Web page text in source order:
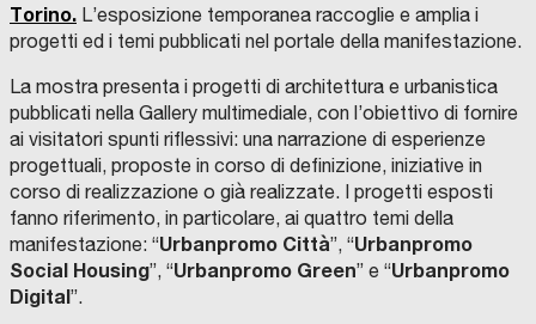
Torino. L’esposizione temporanea raccoglie e amplia i
progetti ed i temi pubblicati nel portale della manifestazione.
La mostra presenta i progetti di architettura e urbanistica
pubblicati nella Gallery multimediale, con l’obiettivo di fornire
ai visitatori spunti riflessivi: una narrazione di esperienze
progettuali, proposte in corso di definizione, iniziative in
corso di realizzazione o già realizzate. I progetti esposti
fanno riferimento, in particolare, ai quattro temi della
manifestazione: “Urbanpromo Città”, “Urbanpromo
Social Housing”, “Urbanpromo Green” e “Urbanpromo
Digital”.